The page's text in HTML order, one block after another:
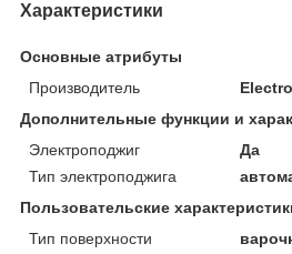
Характеристики
Основные атрибуты
Производитель
Дополнительные функции и
Электроподжиг
Да
Тип электроподжига
Пользовательские
Тип поверхности